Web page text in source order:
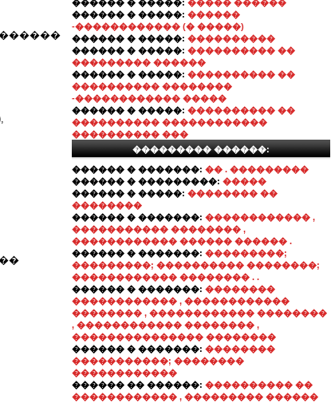
������ � �����: ����� ������
������ � �����: ������
-������������ (� �����)
������ � �����: ����������
������ � �����: ���������� ��
��������� ������
������ � �����: ���������� ��
���������� ��������
-������������ �����
������ � �����: ���������� ��
���������� ������������
���������� ���
��������� ������:
������ � �������: �� . ���������
������ � ���������: �����
������ � �����: �������� ��
��������
������ � �������: ������������ ,
����������� �������� ,
������������ ������ ������ .
������ � �������: ���������;
���������; ���������� ��������;
������������ �������� . .
������ � �������: ��������
������������ , ������������
�������� , ������������ ��������
, ������������ �������� ,
��������������� ��������
������ � �������: ��������
�����������; ��������
������������
������ �� ������: ���������� ��
������������ , ��������� ������